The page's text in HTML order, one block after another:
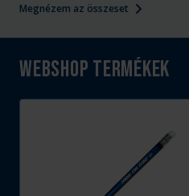
Megnézem az összeset
Webshop termékek